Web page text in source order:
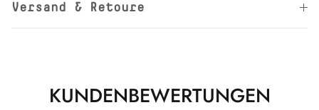
Versand & Retoure
KUNDENBEWERTUNGEN